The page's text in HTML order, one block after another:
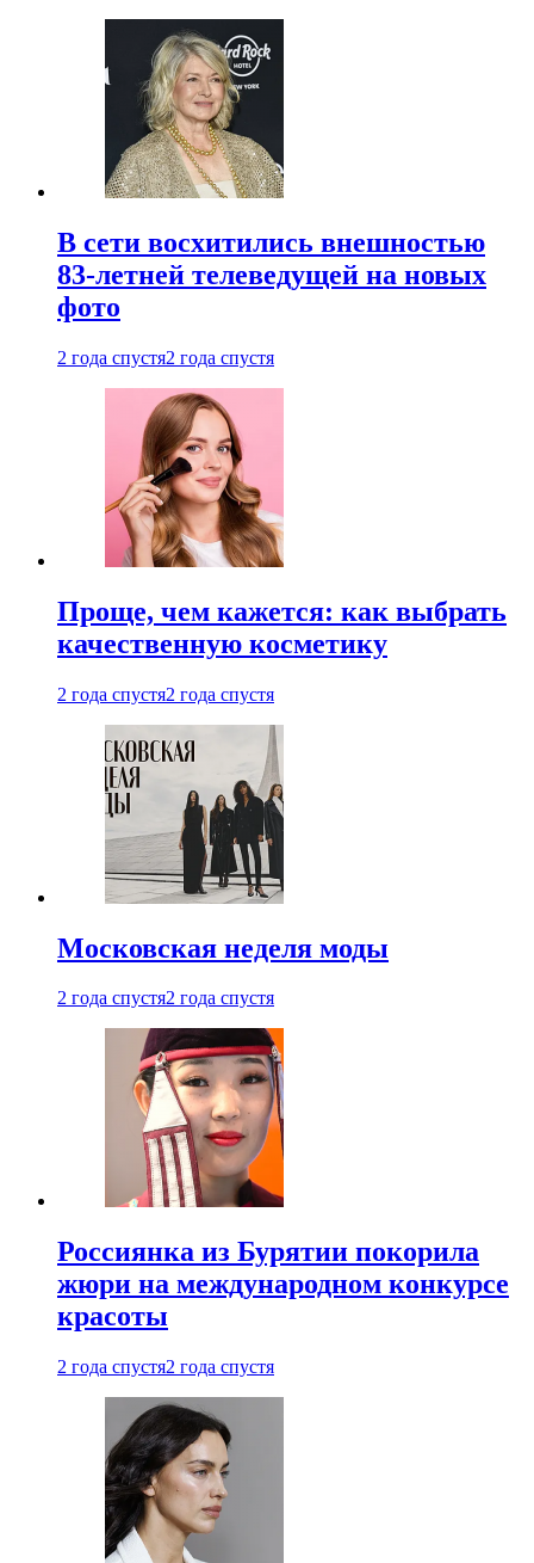
В сети восхитились внешностью
83-летней телеведущей на новых
фото
2 года спустя2 года спустя
Проще, чем кажется: как выбрать
качественную косметику
2 года спустя2 года спустя
Московская неделя моды
2 года спустя2 года спустя
Россиянка из Бурятии покорила
жюри на международном конкурсе
красоты
2 года спустя2 года спустя